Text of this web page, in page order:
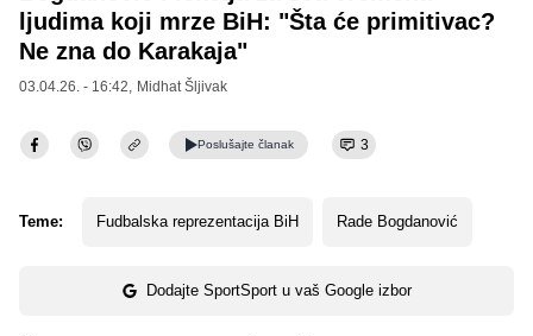
ljudima koji mrze BiH: "Šta će primitivac?
Ne zna do Karakaja"
03.04.26. - 16:42, Midhat Šljivak
Poslušajte članak 3
Teme: Fudbalska reprezentacija BiH Rade Bogdanović
Dodajte SportSport u vaš Google izbor